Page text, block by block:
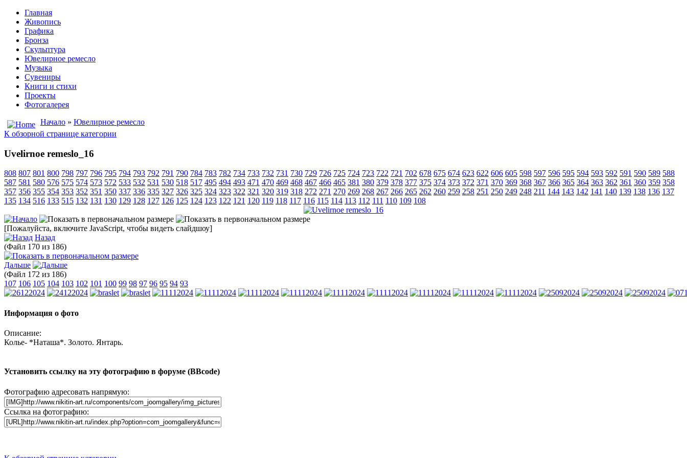
Главная
Живопись
Графика
Бронза
Скульптура
Ювелирное ремесло
Музыка
Сувениры
Книги и стихи
Проекты
Фотогалерея
Начало » Ювелирное ремесло
К обзорной странице категории
Uvelirnoe remeslo_16
808 807 801 800 798 797 796 795 794 793 792 791 790 784 783 782 734 733 732 731 730 729 726 725 724 723 722 721 702 678 675 674 623 622 606 605 598 597 596 595 594 593 592 591 590 589 588
587 581 580 576 575 574 573 572 533 532 531 530 518 517 495 494 493 471 470 469 468 467 466 465 381 380 379 378 377 375 374 373 372 371 370 369 368 367 366 365 364 363 362 361 360 359 358
357 356 355 354 353 352 351 350 337 336 335 327 326 325 324 323 322 321 320 319 318 272 271 270 269 268 267 266 265 262 260 259 258 251 250 249 248 211 144 143 142 141 140 139 138 136 137
135 134 516 133 515 132 131 130 129 128 127 126 125 124 123 122 121 120 119 118 117 116 115 114 113 112 111 110 109 108
[Пожалуйста, включите JavaScript, чтобы видеть слайдшоу]
Назад
(Файл 170 из 186)
Дальше
(Файл 172 из 186)
107 106 105 104 103 102 101 100 99 98 97 96 95 94 93
Информация о фото
Описание:
Колье- *Наташа*. Золото. Янтарь.
Установить ссылку на эту фотографию в форуме (BBcode)
Фотографию адресовать напрямую:
Ссылка на фотографию: